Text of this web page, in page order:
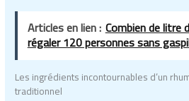
Articles en lien : Combien de litre
régaler 120 personnes sans
Les ingrédients incontournables d’un
traditionnel